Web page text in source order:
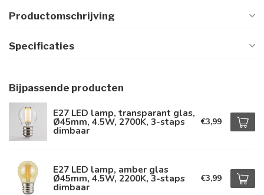
Productomschrijving
Specificaties
Bijpassende producten
E27 LED lamp, transparant glas,
Ø45mm, 4.5W, 2700K, 3-staps
dimbaar
€3,99
E27 LED lamp, amber glas
Ø45mm, 4.5W, 2200K, 3-staps
dimbaar
€3,99